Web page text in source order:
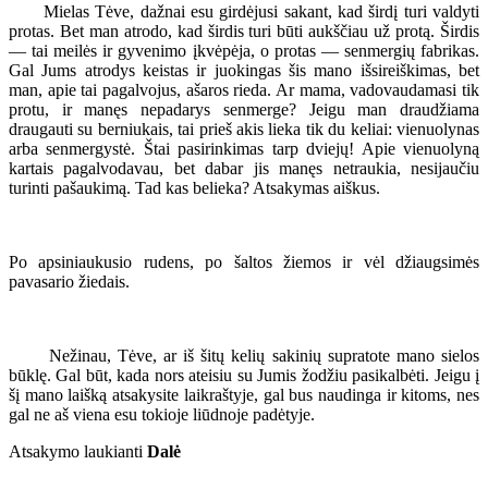
Mielas Tėve, dažnai esu girdėjusi sakant, kad širdį turi valdyti
protas. Bet man atrodo, kad širdis turi būti aukščiau už protą. Širdis
— tai meilės ir gyvenimo įkvėpėja, o protas — senmergių fabrikas.
Gal Jums atrodys keistas ir juokingas šis mano išsireiškimas, bet
man, apie tai pagalvojus, ašaros rieda. Ar mama, vadovaudamasi tik
protu, ir manęs nepadarys senmerge? Jeigu man draudžiama
draugauti su berniukais, tai prieš akis lieka tik du keliai: vienuolynas
arba senmergystė. Štai pasirinkimas tarp dviejų! Apie vienuolyną
kartais pagalvodavau, bet dabar jis manęs netraukia, nesijaučiu
turinti pašaukimą. Tad kas belieka? Atsakymas aiškus.
Po apsiniaukusio rudens, po šaltos žiemos ir vėl džiaugsimės
pavasario žiedais.
Nežinau, Tėve, ar iš šitų kelių sakinių supratote mano sielos
būklę. Gal būt, kada nors ateisiu su Jumis žodžiu pasikalbėti. Jeigu į
šį mano laišką atsakysite laikraštyje, gal bus naudinga ir kitoms, nes
gal ne aš viena esu tokioje liūdnoje padėtyje.
Atsakymo laukianti Dalė